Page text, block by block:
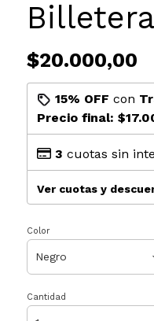
$20.000,00
15% OFF con
Precio final:
3 cuotas sin
Ver cuotas y
Color
Cantidad